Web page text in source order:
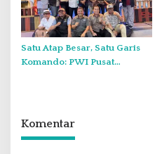
Satu Atap Besar, Satu Garis
Komando: PWI Pusat
Komentar